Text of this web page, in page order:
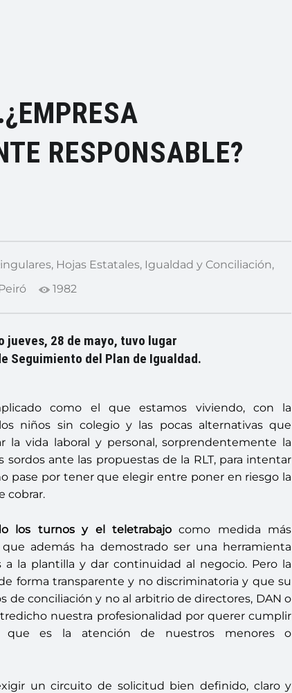
RESPONSABLE?
, Hojas Estatales, Igualdad y Conciliación,
1982
jueves, 28 de mayo, tuvo lugar
Seguimiento del Plan de Igualdad.
como el que estamos viviendo, con la
niños sin colegio y las pocas alternativas que
la vida laboral y personal, sorprendentemente la
sordos ante las propuestas de la RLT, para intentar
pase por tener que elegir entre poner en riesgo la
cobrar.
los turnos y el teletrabajocomo medida más
además ha demostrado ser una herramienta
a la plantilla y dar continuidad al negocio. Pero la
forma transparente y no discriminatoria y que su
de conciliación y no al arbitrio de directores, DAN o
nuestra profesionalidad por querer cumplir
que es la atención de nuestros menores o
un circuito de solicitud bien definido, claro y